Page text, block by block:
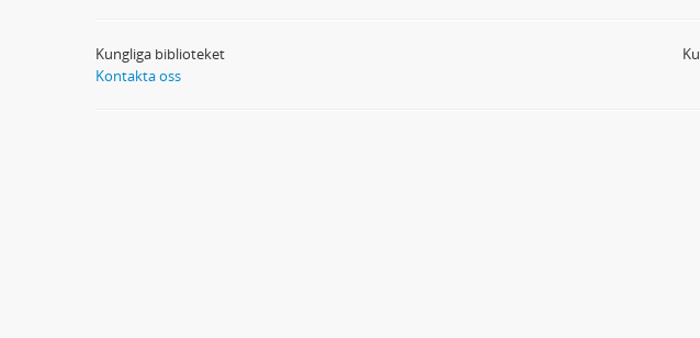
Kungliga biblioteket
Kontakta oss